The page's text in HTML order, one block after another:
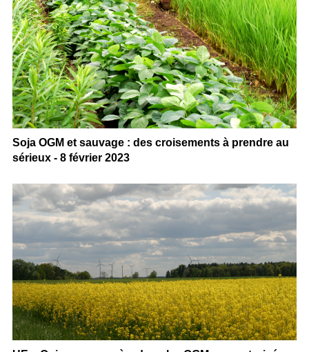
Soja OGM et sauvage : des croisements à prendre au
sérieux - 8 février 2023